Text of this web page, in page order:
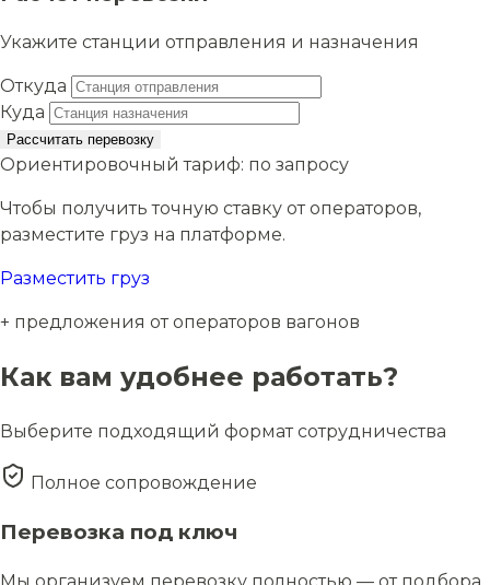
Укажите станции отправления и назначения
Откуда
Куда
Рассчитать перевозку
Ориентировочный тариф: по запросу
Чтобы получить точную ставку от операторов,
разместите груз на платформе.
Разместить груз
+ предложения от операторов вагонов
Как вам удобнее работать?
Выберите подходящий формат сотрудничества
Полное сопровождение
Перевозка под ключ
Мы организуем перевозку полностью — от подбора